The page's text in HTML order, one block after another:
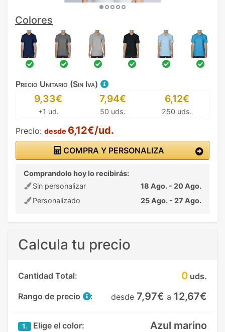
Colores
Precio Unitario (Sin Iva)
9,33€
+1 ud.
7,94€
50 uds.
6,12€
250 uds.
Precio: desde 6,12€/ud.
COMPRA Y PERSONALIZA
Comprandolo hoy lo recibirás:
Sin personalizar
18 Ago. - 20 Ago.
Personalizado
25 Ago. - 27 Ago.
Calcula tu precio
Cantidad Total: 0 uds.
Rango de precio
: desde 7,97€ a 12,67€
1. Elige el color: Azul marino